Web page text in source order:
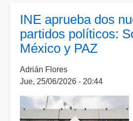
otros
activistas
INE aprueba dos
partidos políticos:
México y PAZ
Adrián Flores
Jue, 25/06/2026 - 20:44